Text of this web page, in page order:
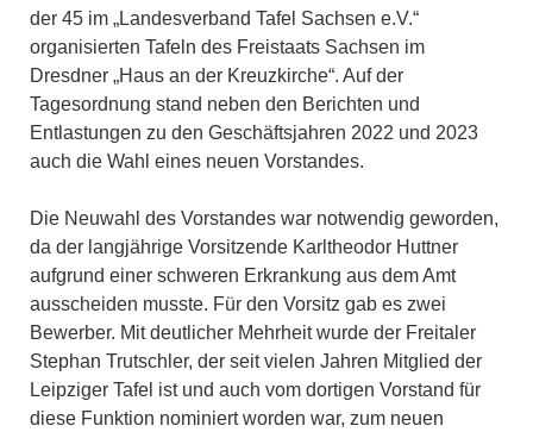
der 45 im „Landesverband Tafel Sachsen e.V.“
organisierten Tafeln des Freistaats Sachsen im
Dresdner „Haus an der Kreuzkirche“. Auf der
Tagesordnung stand neben den Berichten und
Entlastungen zu den Geschäftsjahren 2022 und 2023
auch die Wahl eines neuen Vorstandes.
Die Neuwahl des Vorstandes war notwendig geworden,
da der langjährige Vorsitzende Karltheodor Huttner
aufgrund einer schweren Erkrankung aus dem Amt
ausscheiden musste. Für den Vorsitz gab es zwei
Bewerber. Mit deutlicher Mehrheit wurde der Freitaler
Stephan Trutschler, der seit vielen Jahren Mitglied der
Leipziger Tafel ist und auch vom dortigen Vorstand für
diese Funktion nominiert worden war, zum neuen